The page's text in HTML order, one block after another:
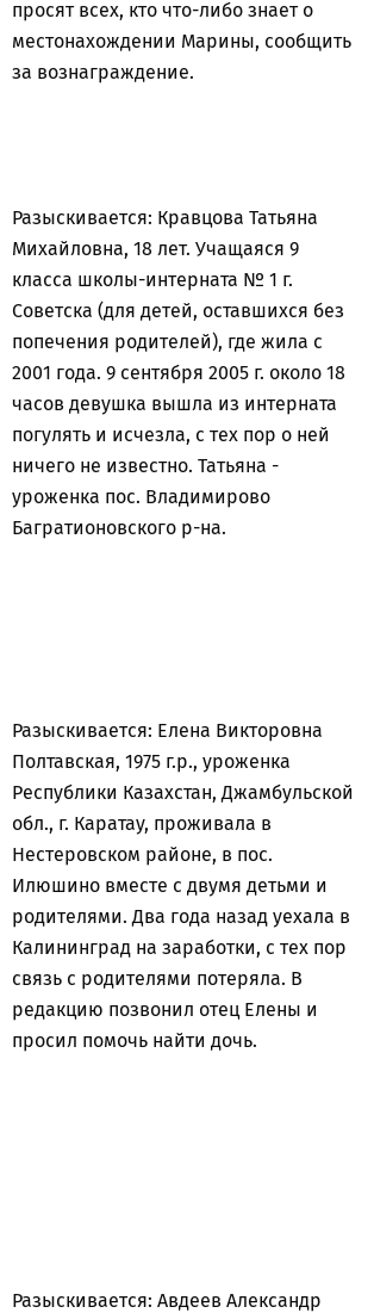
просят всех, кто что-либо знает о
местонахождении Марины, сообщить
за вознаграждение.
Разыскивается: Кравцова Татьяна
Михайловна, 18 лет. Учащаяся 9
класса школы-интерната № 1 г.
Советска (для детей, оставшихся без
попечения родителей), где жила с
2001 года. 9 сентября 2005 г. около 18
часов девушка вышла из интерната
погулять и исчезла, с тех пор о ней
ничего не известно. Татьяна -
уроженка пос. Владимирово
Багратионовского р-на.
Разыскивается: Елена Викторовна
Полтавская, 1975 г.р., уроженка
Республики Казахстан, Джамбульской
обл., г. Каратау, проживала в
Нестеровском районе, в пос.
Илюшино вместе с двумя детьми и
родителями. Два года назад уехала в
Калининград на заработки, с тех пор
связь с родителями потеряла. В
редакцию позвонил отец Елены и
просил помочь найти дочь.
Разыскивается: Авдеев Александр